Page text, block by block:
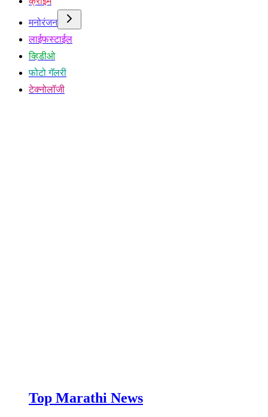
मनोरंजन
लाईफस्टाईल
व्हिडीओ
फोटो गॅलरी
टेक्नोलॉजी
Top Marathi News